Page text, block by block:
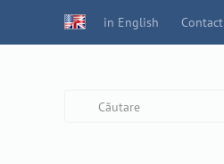
in English Contact